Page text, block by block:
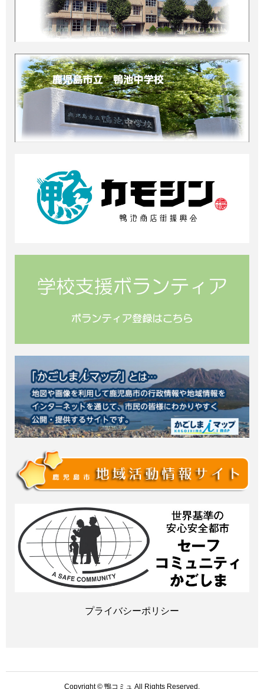
プライバシーポリシー
Copyright © 鴨コミュ All Rights Reserved.